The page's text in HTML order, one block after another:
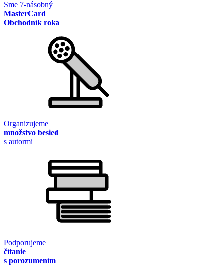
Sme 7-násobný
MasterCard
Obchodník roka
Organizujeme
množstvo besied
s autormi
Podporujeme
čítanie
s porozumením